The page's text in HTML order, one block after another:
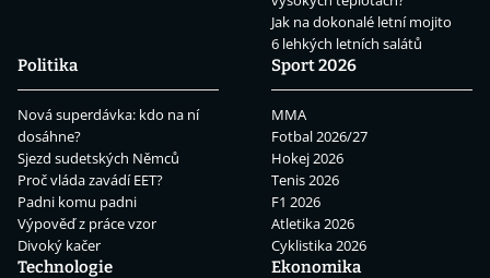
Jak na dokonalé letní mojito
6 lehkých letních salátů
Politika
Nová superdávka: kdo na ní
dosáhne?
Sjezd sudetských Němců
Proč vláda zavádí EET?
Padni komu padni
Výpověď z práce vzor
Divoký kačer
Sport 2026
MMA
Fotbal 2026/27
Hokej 2026
Tenis 2026
F1 2026
Atletika 2026
Cyklistika 2026
Technologie
Ekonomika